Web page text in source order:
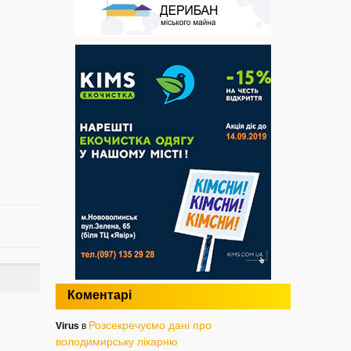
Коментарі
Virus в Розсекречуємо дані про
володимирську лікарню